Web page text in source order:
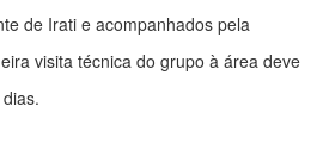
de Irati e acompanhados pela
visita técnica do grupo à área deve